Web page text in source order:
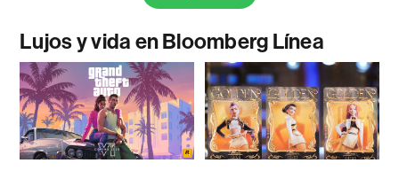
Lujos y vida en Bloomberg Línea